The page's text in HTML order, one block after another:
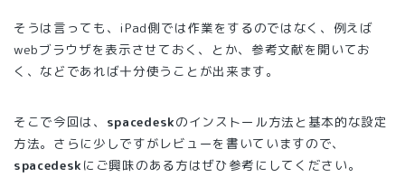
そうは言っても、iPad側では作業をするのではなく、例えば
webブラウザを表示させておく、とか、参考文献を開いてお
く、などであれば十分使うことが出来ます。
そこで今回は、 spacedeskのインストール方法と基本的な設定
方法。さらに少しですがレビューを書いていますので、
spacedesk にご興味のある方はぜひ参考にしてください。